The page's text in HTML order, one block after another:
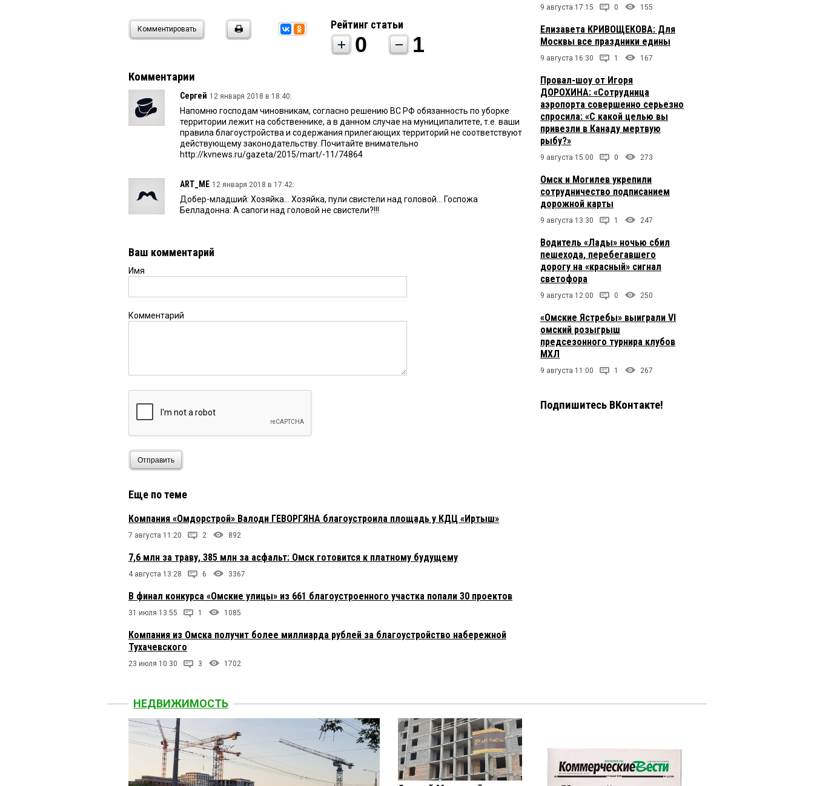
Комментировать Рейтинг статьи
0 1
Комментарии
Сергей 12 января 2018 в 18:40:
Напомню господам чиновникам, согласно решению ВС РФ обязанность по уборке
территории лежит на собственнике, а в данном случае на муниципалитете, т.е. ваши
правила благоустройства и содержания прилегающих территорий не соответствуют
действующему законодательству. Почитайте внимательно
http://kvnews.ru/gazeta/2015/mart/-11/74864
ART_ME 12 января 2018 в 17:42:
Добер-младший: Хозяйка... Хозяйка, пули свистели над головой… Госпожа
Белладонна: А сапоги над головой не свистели?!!!
Ваш комментарий
Имя
Комментарий
Отправить
Еще по теме
Компания «Омдорстрой» Валоди ГЕВОРГЯНА благоустроила площадь у КДЦ «Иртыш»
7 августа 11:20 2 892
7,6 млн за траву, 385 млн за асфальт: Омск готовится к платному будущему
4 августа 13:28 6 3367
В финал конкурса «Омские улицы» из 661 благоустроенного участка попали 30 проектов
31 июля 13:55 1 1085
Компания из Омска получит более миллиарда рублей за благоустройство набережной
Тухачевского
23 июля 10:30 3 1702
9 августа 17:15 0 155
Елизавета КРИВОЩЕКОВА: Для
Москвы все праздники едины
9 августа 16:30 1 167
Провал-шоу от Игоря
ДОРОХИНА: «Сотрудница
аэропорта совершенно серьезно
спросила: «С какой целью вы
привезли в Канаду мертвую
рыбу?»
9 августа 15:00 0 273
Омск и Могилев укрепили
сотрудничество подписанием
дорожной карты
9 августа 13:30 1 247
Водитель «Лады» ночью сбил
пешехода, перебегавшего
дорогу на «красный» сигнал
светофора
9 августа 12:00 0 250
«Омские Ястребы» выиграли VI
омский розыгрыш
предсезонного турнира клубов
МХЛ
9 августа 11:00 1 267
Подпишитесь ВКонтакте!
НЕДВИЖИМОСТЬ